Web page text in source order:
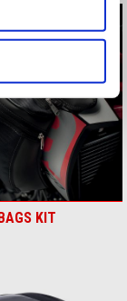
KIT